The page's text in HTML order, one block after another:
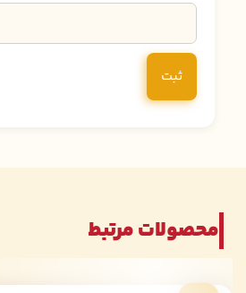
محصولات مرتبط